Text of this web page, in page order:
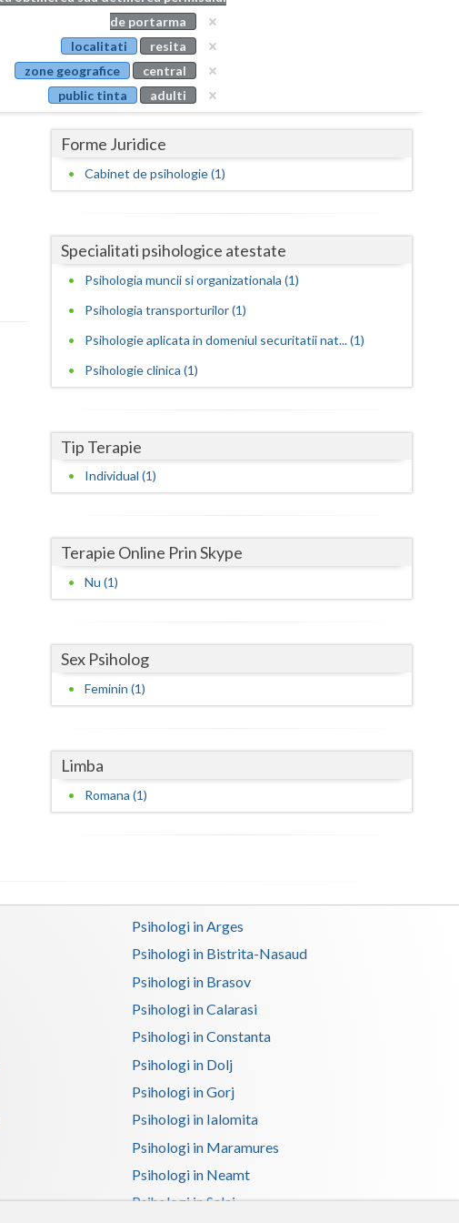
Buzau
Calarasi
Caras-Severin
Covasna
Dolj
Galati
Giurgiu
Gorj
Ilfov
Neamt
Salaj
Suceava
Teleorman
Timis
Tulcea
Valcea
Vaslui
Vrancea
de portarma
localitati
resita
zone geografice
central
public tinta
adulti
Forme Juridice
Cabinet de psihologie (1)
Specialitati psihologice atestate
Psihologia muncii si organizationala (1)
Psihologia transporturilor (1)
Psihologie aplicata in domeniul securitatii nat... (1)
Psihologie clinica (1)
Tip Terapie
Individual (1)
Terapie Online Prin Skype
Nu (1)
Sex Psiholog
Feminin (1)
Limba
Romana (1)
Psihologi in Arges
Psihologi in Bistrita-Nasaud
Psihologi in Brasov
Psihologi in Calarasi
Psihologi in Constanta
Psihologi in Dolj
Psihologi in Gorj
Psihologi in Ialomita
Psihologi in Maramures
Psihologi in Neamt
Psihologi in Salaj